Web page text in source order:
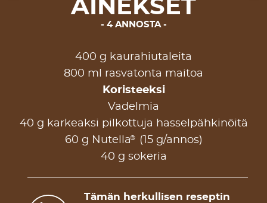
AINEKSET
4 ANNOSTA
400 g kaurahiutaleita
800 ml rasvatonta maitoa
Koristeeksi
Vadelmia
40 g karkeaksi pilkottuja hasselpähkinöitä
60 g Nutella®
(15 g/annos)
40 g sokeria
Tämän herkullisen reseptin